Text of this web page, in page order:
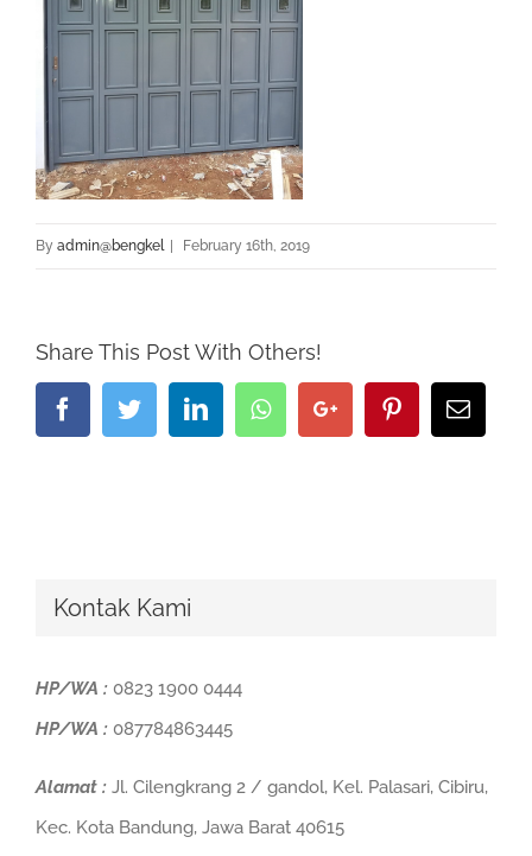
By admin@bengkel February 16th, 2019
Share This Post With Others!
FacebookTwitterLinkedinWhatsappGoogle+ PinterestEmail
Kontak Kami
HP/WA : 0823 1900 0444
HP/WA : 087784863445
Alamat : Jl. Cilengkrang 2 / gandol, Kel. Palasari, Cibiru,
Kec. Kota Bandung, Jawa Barat 40615